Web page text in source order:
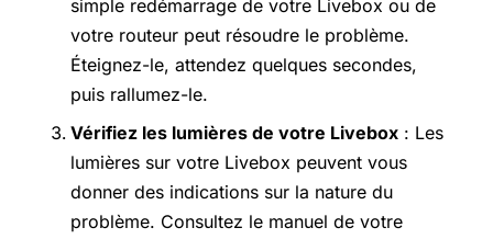
simple redémarrage de votre Livebox ou de
votre routeur peut résoudre le problème.
Éteignez-le, attendez quelques secondes,
puis rallumez-le.
Vérifiez les lumières de votre Livebox : Les
lumières sur votre Livebox peuvent vous
donner des indications sur la nature du
problème. Consultez le manuel de votre